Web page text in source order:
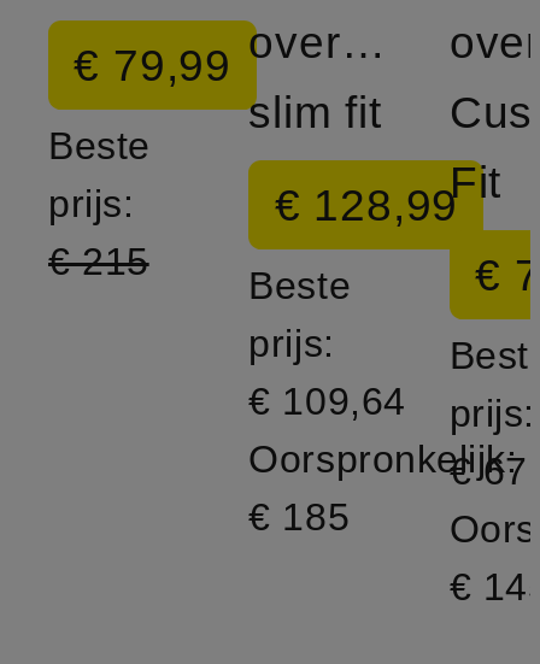
€ 79,99
Beste
prijs:
€ 215
overhemd,
slim fit
€ 128,99
Beste
prijs:
€ 109,64
Oorspronkelijk:
€ 185
Fit
€
prijs:
€
€